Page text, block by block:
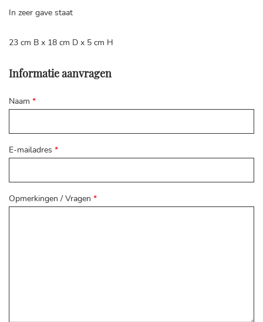
In zeer gave staat
23 cm B x 18 cm D x 5 cm H
Informatie aanvragen
Naam *
E-mailadres *
Opmerkingen / Vragen *